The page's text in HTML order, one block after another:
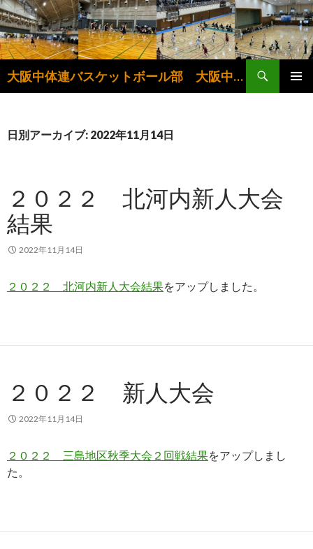
大阪中体連バスケットボール部 大阪中学生バスケットボール連盟
検
索
ン
キ
ッ
プ
日別アーカイブ: 2022年11月14日
２０２２ 北河内新人大会
結果
2022年11月14日
２０２２ 北河内新人大会結果をアップしました。
２０２２ 新人大会
2022年11月14日
２０２２ 三島地区秋季大会２回戦結果をアップしまし
た。